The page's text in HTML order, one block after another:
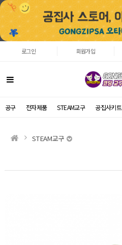
로그인 회원가입
공구 전자제품 STEAM교구 공집사키트
STEAM교구